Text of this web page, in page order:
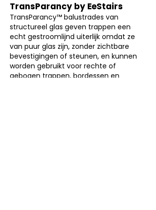
TransParancy by EeStairs
TransParancy™ balustrades van
structureel glas geven trappen een
echt gestroomlijnd uiterlijk omdat ze
van puur glas zijn, zonder zichtbare
bevestigingen of steunen, en kunnen
worden gebruikt voor rechte of
gebogen trappen, bordessen en